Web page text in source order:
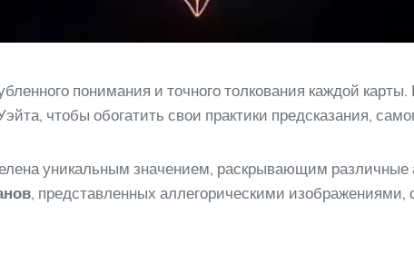
понимания и точного толкования каждой
чтобы обогатить свои практики предсказания,
уникальным значением, раскрывающим различные
, представленных аллегорическими